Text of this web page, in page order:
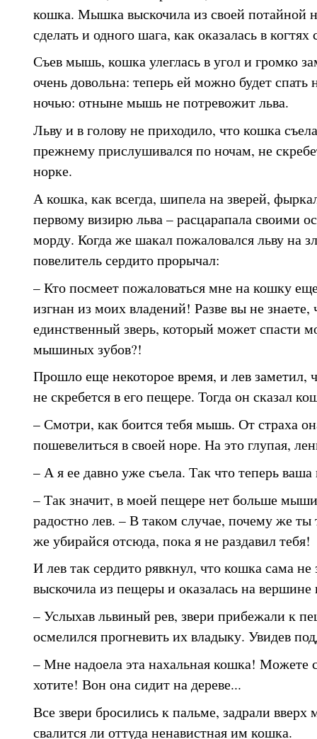
кошка. Мышка выскочила из своей потайной
сделать и одного шага, как оказалась в когтях
Съев мышь, кошка улеглась в угол и громко
очень довольна: теперь ей можно будет спать
ночью: отныне мышь не потревожит льва.
Льву и в голову не приходило, что кошка
прежнему прислушивался по ночам, не
норке.
А кошка, как всегда, шипела на зверей,
первому визирю льва – расцарапала своими
морду. Когда же шакал пожаловался льву на
повелитель сердито прорычал:
– Кто посмеет пожаловаться мне на кошку еще
изгнан из моих владений! Разве вы не знаете,
единственный зверь, который может спасти
мышиных зубов?!
Прошло еще некоторое время, и лев
не скребется в его пещере. Тогда он сказал
– Смотри, как боится тебя мышь. От страха
пошевелиться в своей норе. На это глупая,
– А я ее давно уже съела. Так что теперь ваша
– Так значит, в моей пещере нет больше
радостно лев. – В таком случае, почему же ты
же убирайся отсюда, пока я не раздавил тебя!
И лев так сердито рявкнул, что кошка сама не
выскочила из пещеры и оказалась на
– Услыхав львиный рев, звери прибежали к
осмелился прогневить их владыку. Увидев
– Мне надоела эта нахальная кошка! Можете
хотите! Вон она сидит на дереве...
Все звери бросились к пальме, задрали
свалится ли оттуда ненавистная им кошка.